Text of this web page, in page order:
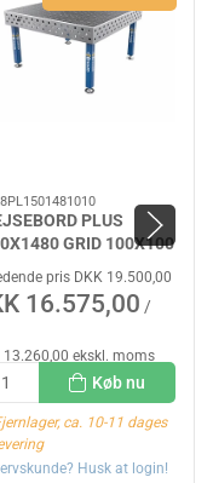
PLUS
GRID 100X100
pris DKK 19.500,00
16.575,00 /
13.260,00 ekskl. moms
Køb nu
ca. 10-11 dages
Husk at login!